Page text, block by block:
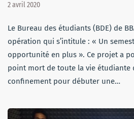
2 avril 2020
Le Bureau des étudiants (BDE) de
opération qui s’intitule : « Un
opportunité en plus ». Ce projet a
point mort de toute la vie étudiante
confinement pour débuter une…